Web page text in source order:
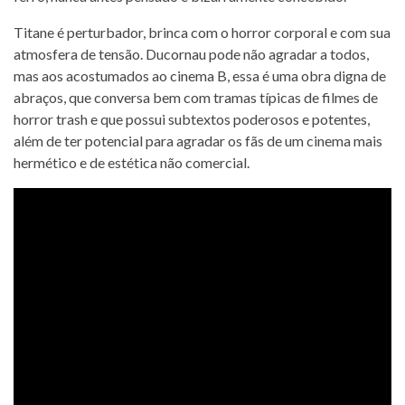
Titane é perturbador, brinca com o horror corporal e com sua
atmosfera de tensão. Ducornau pode não agradar a todos,
mas aos acostumados ao cinema B, essa é uma obra digna de
abraços, que conversa bem com tramas típicas de filmes de
horror trash e que possui subtextos poderosos e potentes,
além de ter potencial para agradar os fãs de um cinema mais
hermético e de estética não comercial.